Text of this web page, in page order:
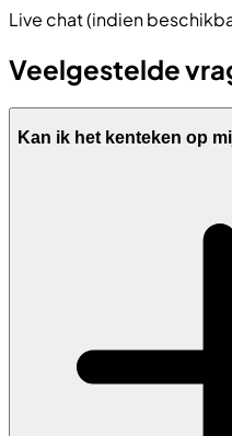
Live chat (indien
Veelgestelde
Kan ik het kenteken op